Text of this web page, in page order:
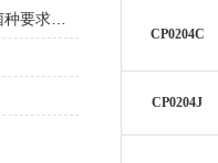
CP0204C
CP0204J
2020版《中国药典》9203章节对菌种要求解读